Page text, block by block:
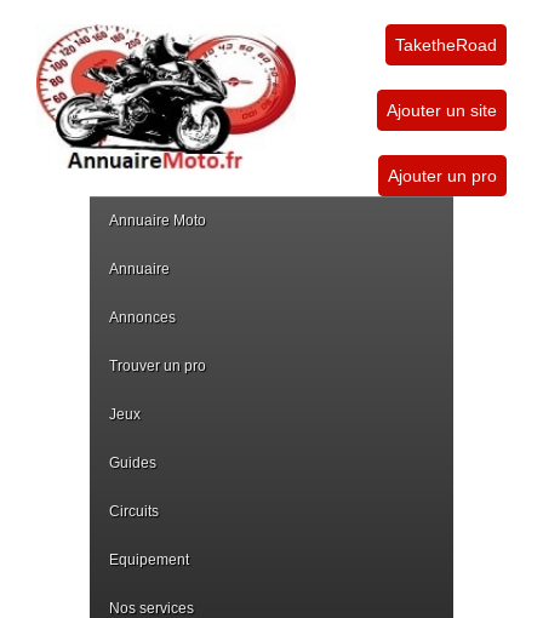
TaketheRoad
Ajouter un site
Ajouter un pro
Annuaire Moto
Annuaire
Annonces
Trouver un pro
Jeux
Guides
Circuits
Equipement
Nos services